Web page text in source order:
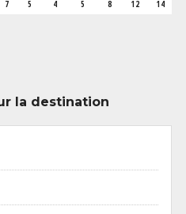
7 5 4 5 8 12 14
la destination